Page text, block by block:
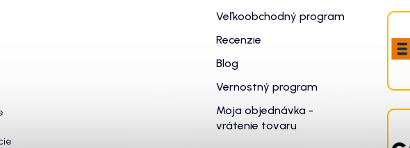
Veľkoobchodný program
Recenzie
Blog
Vernostný program
Moja objednávka -
vrátenie tovaru